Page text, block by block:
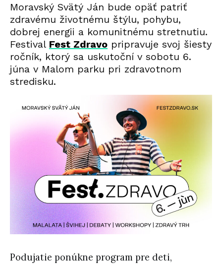
Moravský Svätý Ján bude opäť patriť
zdravému životnému štýlu, pohybu,
dobrej energii a komunitnému stretnutiu.
Festival Fest Zdravo pripravuje svoj šiesty
ročník, ktorý sa uskutoční v sobotu 6.
júna v Malom parku pri zdravotnom
stredisku.
Podujatie ponúkne program pre deti,